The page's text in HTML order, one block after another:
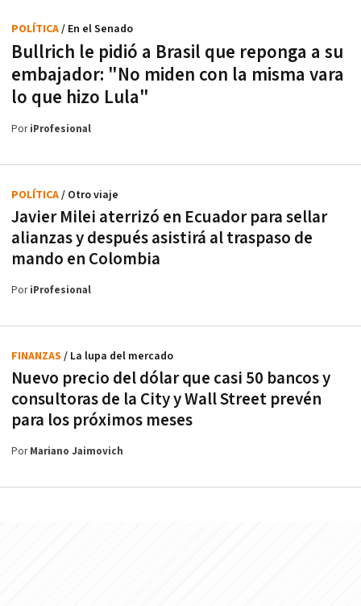
Bullrich le pidió a Brasil que reponga a su
embajador: "No miden con la misma vara
lo que hizo Lula"
POLÍTICA/ En el Senado
PoriProfesional
Javier Milei aterrizó en Ecuador para sellar
alianzas y después asistirá al traspaso de
mando en Colombia
POLÍTICA/ Otro viaje
PoriProfesional
Nuevo precio del dólar que casi 50 bancos y
consultoras de la City y Wall Street prevén
para los próximos meses
FINANZAS / La lupa del mercado
PorMariano Jaimovich